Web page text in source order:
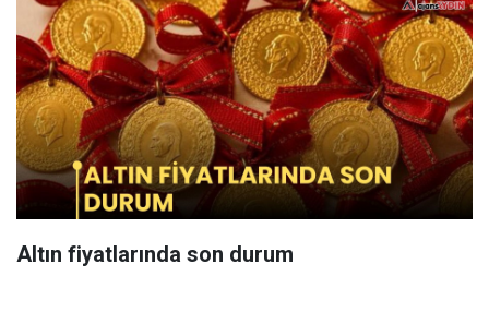
Altın fiyatlarında son durum